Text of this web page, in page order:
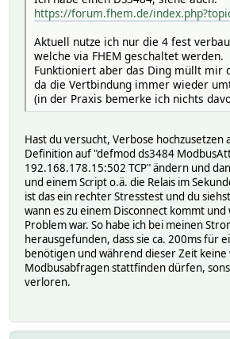
2022.01.28 12:46:21.820 4:
2022.01.28 12:46:21.822 5:
attr ds3484 obj-c19-reading Relais20
attr ds3484 obj-c19-set 1
attr ds3484 obj-c2-reading
attr ds3484 obj-c2-set 1
attr ds3484 obj-c20-hint 0,1
attr ds3484 obj-c20-reading
attr ds3484 obj-c20-set 1
attr ds3484 obj-c21-reading Relais22
attr ds3484 obj-c21-set 1
attr ds3484 obj-c22-hint 0,1
attr ds3484 obj-c22-reading
attr ds3484 obj-c22-set 1
attr ds3484 obj-c23-hint 0,1
attr ds3484 obj-c23-reading
attr ds3484 obj-c23-set 1
attr ds3484 obj-c24-hint 0,1
attr ds3484 obj-c24-reading
attr ds3484 obj-c24-set 1
attr ds3484 obj-c25-hint 0,1
attr ds3484 obj-c26-hint 0,1
https://forum.fhem.de/
Aktuell nutze ich nur die 4 fest
welche via FHEM geschaltet werden.
Funktioniert aber das Ding müllt mir
da die Vertbindung immer wieder
(in der Praxis bemerke ich nichts
Hast du versucht, Verbose hochzusetzen
Definition auf "defmod ds3484
192.168.178.15:502 TCP" ändern und
und einem Script o.ä. die Relais im
ist das ein rechter Stresstest und du
wann es zu einem Disconnect kommt und
Problem war. So habe ich bei meinen
herausgefunden, dass sie ca. 200ms für
benötigen und während dieser Zeit
Modbusabfragen stattfinden dürfen,
verloren.